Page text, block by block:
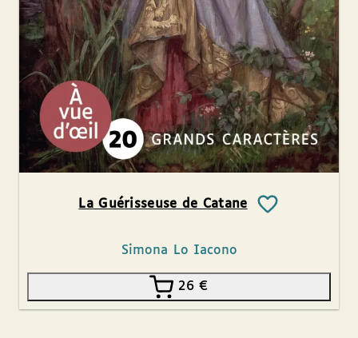
La Guérisseuse de Catane
Simona Lo Iacono
26€